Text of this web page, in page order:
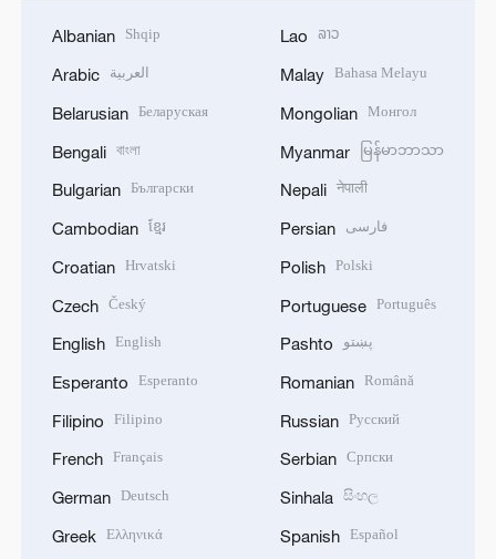
Albanian Shqip
Arabic العربية
Belarusian Беларуская
Bengali বাংলা
Bulgarian Български
Cambodian ខ្មែរ
Croatian Hrvatski
Czech Český
English English
Esperanto Esperanto
Filipino Filipino
French Français
German Deutsch
Greek Ελληνικά
Lao ລາວ
Malay Bahasa Melayu
Mongolian Монгол
Myanmar မြန်မာဘာသာ
Nepali नेपाली
Persian فارسی
Polish Polski
Portuguese Português
Pashto پښتو
Romanian Română
Russian Русский
Serbian Српски
Sinhala සිංහල
Spanish Español